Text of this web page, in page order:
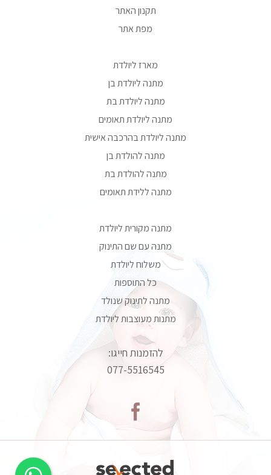
תקנון האתר
מפת אתר
מארז ליולדת
מתנה ליולדת בן
מתנה ליולדת בת
מתנה ליולדת תאומים
מתנה ליולדת בהרכבה אישית
מתנה להולדת בן
מתנה להולדת בת
מתנה ללידת תאומים
מתנה מקורית ליולדת
מתנה עם שם התינוק
משלוח ליולדת
כל התוספות
מתנה לתינוק שנולד
מתנות מעוצבות ליולדת
להזמנות חייגו:
077-5516545